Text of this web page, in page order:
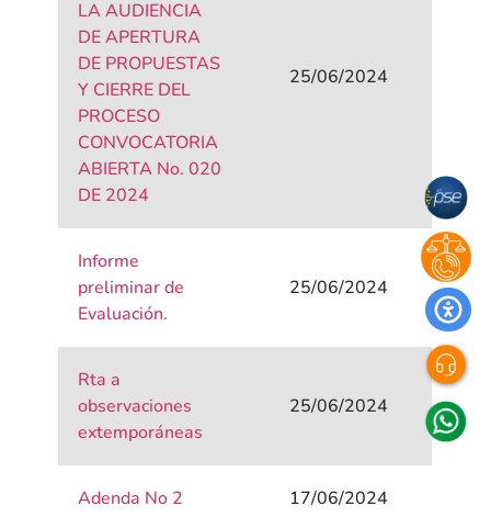
LA AUDIENCIA
DE APERTURA
DE PROPUESTAS
Y CIERRE DEL
PROCESO
CONVOCATORIA
ABIERTA No. 020
DE 2024
25/06/2024
Informe
preliminar de
Evaluación.
25/06/2024
Rta a
observaciones
extemporáneas
25/06/2024
Adenda No 2 17/06/2024